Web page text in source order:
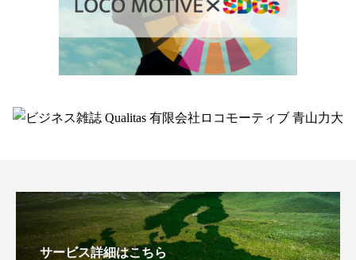
サービス詳細はこちら